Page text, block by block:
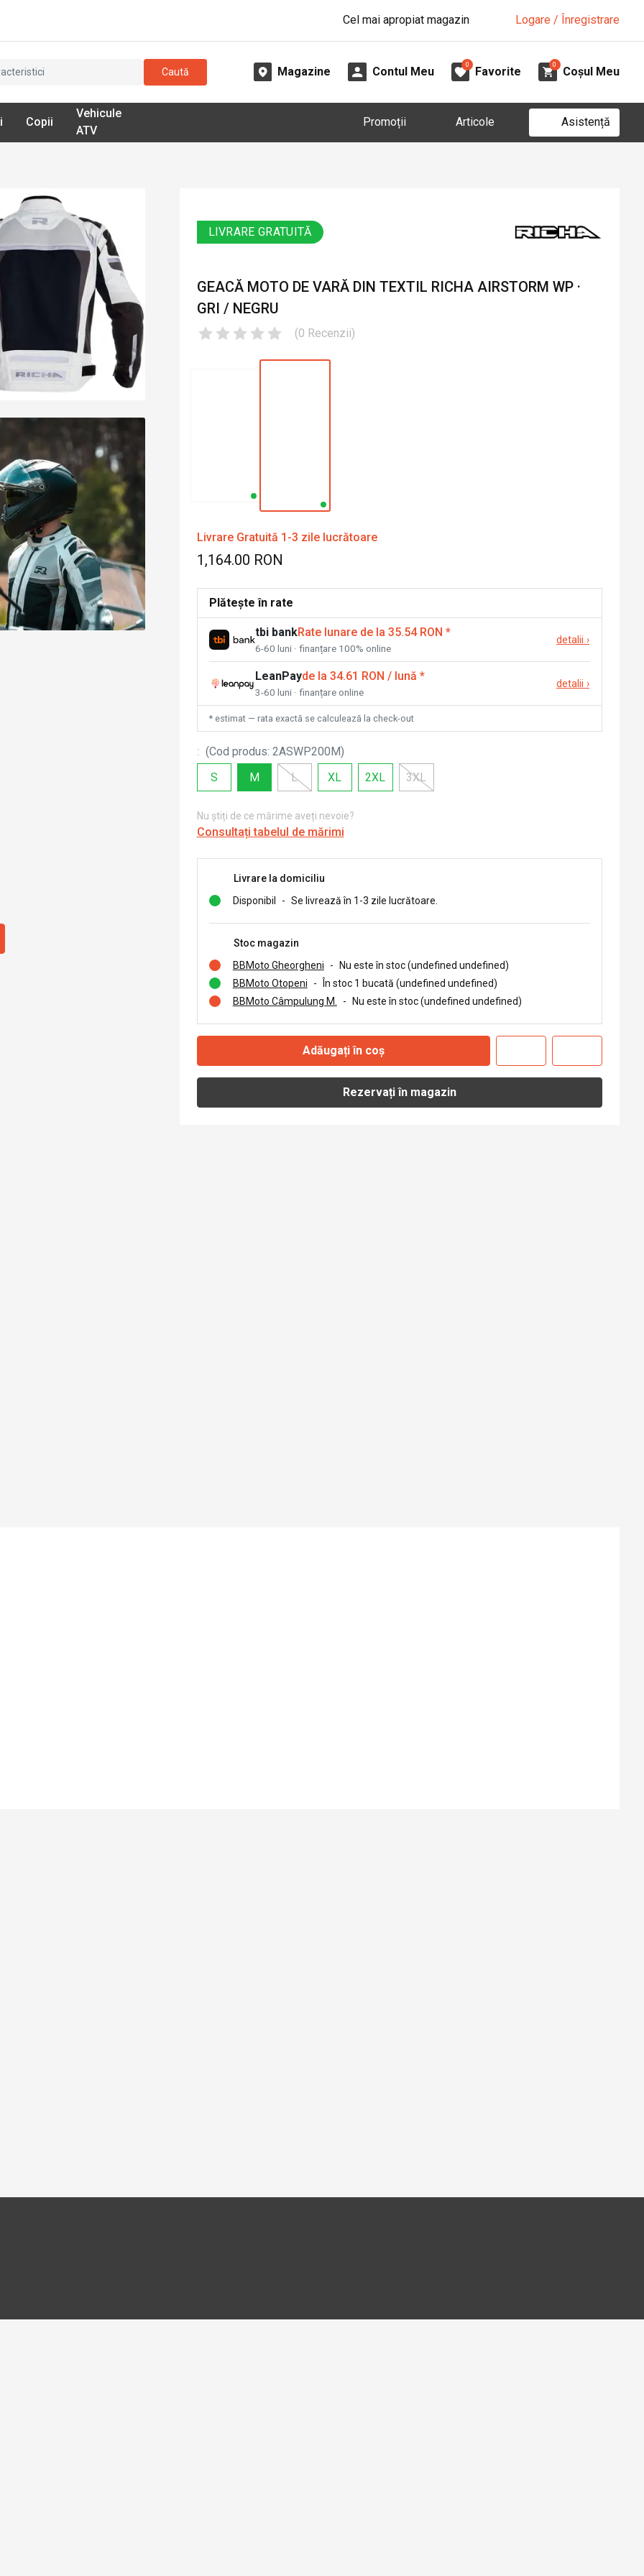
Cel mai apropiat magazin Logare / Înregistrare
Caută Magazine Contul Meu
0
Favorite
0
Coșul Meu
Copii
Vehicule
ATV
Promoții Articole Asistență
LIVRARE GRATUITĂ
GEACĂ MOTO DE VARĂ DIN TEXTIL RICHA AIRSTORM WP ·
GRI / NEGRU
(0 Recenzii)
Livrare Gratuită 1-3 zile lucrătoare
1,164.00 RON
Plătește în rate
tbi bankRate lunare de la 35.54 RON *
6-60 luni · finanțare 100% online
detalii ›
LeanPayde la 34.61 RON / lună *
3-60 luni · finanțare online
detalii ›
* estimat — rata exactă se calculează la check-out
: (Cod produs: 2ASWP200M)
S
M L XL 2XL 3XL
Nu știți de ce mărime aveți nevoie?
Consultați tabelul de mărimi
Livrare la domiciliu
Disponibil
- Se livrează în 1-3 zile lucrătoare.
Stoc magazin
BBMoto Gheorgheni
-
Nu este în stoc (undefined undefined)
BBMoto Otopeni
-
În stoc 1 bucată (undefined undefined)
BBMoto Câmpulung M.
- Nu este în stoc (undefined undefined)
Adăugați în coș
Rezervați în magazin